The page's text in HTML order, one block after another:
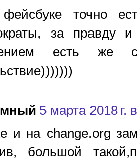
точно
за правду
есть же
5 марта 2018 г.
и на change.org
большой